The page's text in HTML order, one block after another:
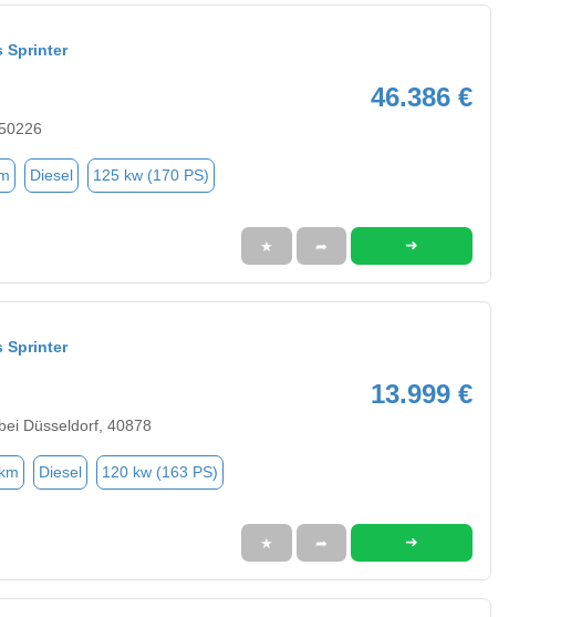
Sprinter
46.386 €
Diesel 125 kw (170 PS)
★ ➦ ➜
Sprinter
13.999 €
Düsseldorf, 40878
Diesel 120 kw (163 PS)
★ ➦ ➜